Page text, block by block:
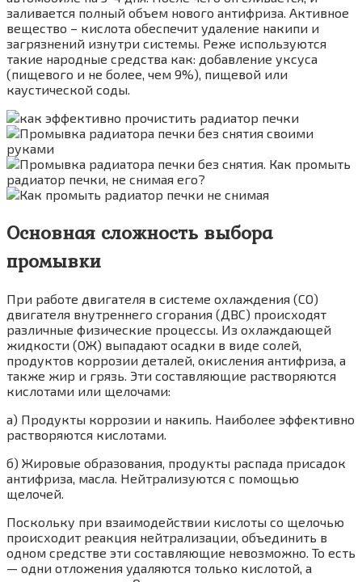
заливается полный объем нового антифриза. Активное
вещество – кислота обеспечит удаление накипи и
загрязнений изнутри системы. Реже используются
такие народные средства как: добавление уксуса
(пищевого и не более, чем 9%), пищевой или
каустической соды.
Основная сложность выбора
промывки
При работе двигателя в системе охлаждения (СО)
двигателя внутреннего сгорания (ДВС) происходят
различные физические процессы. Из охлаждающей
жидкости (ОЖ) выпадают осадки в виде солей,
продуктов коррозии деталей, окисления антифриза, а
также жир и грязь. Эти составляющие растворяются
кислотами или щелочами:
а) Продукты коррозии и накипь. Наиболее эффективно
растворяются кислотами.
б) Жировые образования, продукты распада присадок
антифриза, масла. Нейтрализуются с помощью
щелочей.
Поскольку при взаимодействии кислоты со щелочью
происходит реакция нейтрализации, объединить в
одном средстве эти составляющие невозможно. То есть
— одни отложения удаляются только кислотой, а